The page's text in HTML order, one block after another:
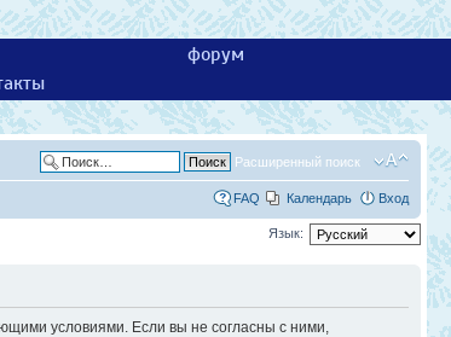
форум
Расширенный поиск
FAQ Календарь Вход
Язык:
условиями. Если вы не согласны с ними,